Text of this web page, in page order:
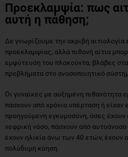
Προεκλαμψία: πως
αυτή η πάθηση;
Δε γνωρίζουμε την ακριβή αιτιολογία
προεκλαμψίας, αλλά πιθανή αίτια
εμφύτευση του πλακούντα, βλάβες
προβλήματα στο ανοσοποιητικό
Οι γυναίκες με αυξημένη πιθανότητα
πάσχουν από χρόνια υπέρταση ή είχαν
προηγούμενη εγκυμοσύνη, όσες
νεφρική νόσο, πάσχουν από αυτοάνοσο
έχουν ηλικία άνω των 40 ετών, έχουν
πολύδυμη κύηση.